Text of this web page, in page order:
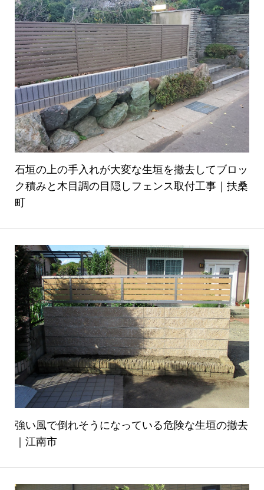
石垣の上の手入れが大変な生垣を撤去してブロッ
ク積みと木目調の目隠しフェンス取付工事｜扶桑
町
強い風で倒れそうになっている危険な生垣の撤去
｜江南市